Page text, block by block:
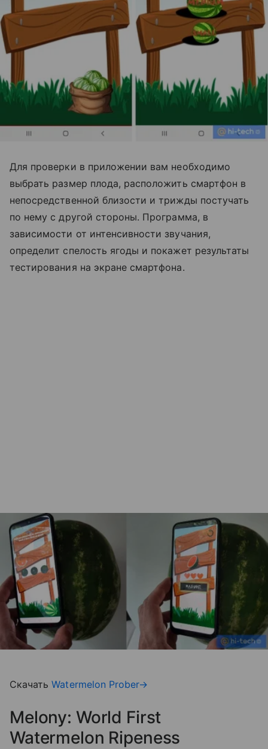
Для проверки в приложении вам необходимо
выбрать размер плода, расположить смартфон в
непосредственной близости и трижды постучать
по нему с другой стороны. Программа, в
зависимости от интенсивности звучания,
определит спелость ягоды и покажет результаты
тестирования на экране смартфона.
СкачатьWatermelon Prober→
Melony: World First
Watermelon Ripeness